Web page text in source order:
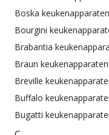
Boska keukenapparaten
Bourgini
Brabantia
Braun keukenapparaten
Breville
Buffalo
Bugatti